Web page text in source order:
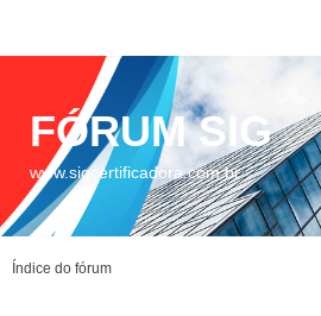
FÓRUM SIG
www.sigcertificadora.com.br
Índice do fórum